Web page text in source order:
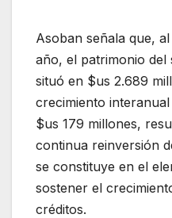
Asoban señala que,
año, el patrimonio del
situó en $us 2.689
crecimiento
$us 179 millones,
continua reinversión
se constituye en el
sostener el
créditos.